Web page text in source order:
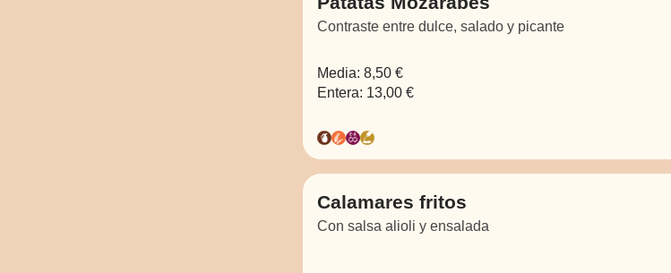
Contraste entre dulce, salado y picante
Media: 8,50 €
Entera: 13,00 €
Calamares fritos
Con salsa alioli y ensalada